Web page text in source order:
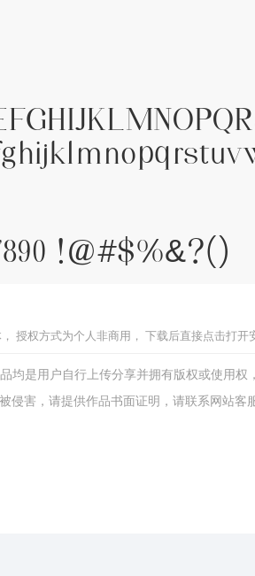
!@#$%&?()
授权方式为个人非商用， 下载后直接点击打开
均是用户自行上传分享并拥有版权或使用权
侵害，请提供作品书面证明，请联系网站客